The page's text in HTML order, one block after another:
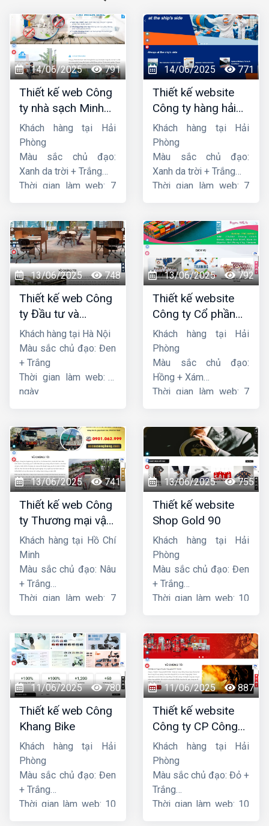
14/06/2025 791
Thiết kế web Công
ty nhà sạch Minh
Dương
Khách hàng tại Hải
Phòng
Màu sắc chủ đạo:
Xanh da trời + Trắng
Thời gian làm web: 7
14/06/2025 771
Thiết kế website
Công ty hàng hải
liên minh
Khách hàng tại Hải
Phòng
Màu sắc chủ đạo:
Xanh da trời + Trắng
Thời gian làm web: 7
13/06/2025 748
Thiết kế web Công
ty Đầu tư và
Thương mại Five-
Star
Khách hàng tại Hà Nội
Màu sắc chủ đạo: Đen
+ Trắng
Thời gian làm web: 7
ngày
13/06/2025 792
Thiết kế website
Công ty Cổ phần
dịch vụ hàng hải
Sen
Khách hàng tại Hải
Phòng
Màu sắc chủ đạo:
Hồng + Xám
Thời gian làm web: 7
13/06/2025 741
Thiết kế web Công
ty Thương mại vận
tải Song Bằng
Khách hàng tại Hồ Chí
Minh
Màu sắc chủ đạo: Nâu
+ Trắng
Thời gian làm web: 7
13/06/2025 755
Thiết kế website
Shop Gold 90
Khách hàng tại Hải
Phòng
Màu sắc chủ đạo: Đen
+ Trắng
Thời gian làm web: 10
11/06/2025 780
Thiết kế web Công
Khang Bike
Khách hàng tại Hải
Phòng
Màu sắc chủ đạo: Đen
+ Trắng
Thời gian làm web: 10
11/06/2025 887
Thiết kế website
Công ty CP Công
nghệ PCCC Bắc Hà
Khách hàng tại Hải
Phòng
Màu sắc chủ đạo: Đỏ +
Trắng
Thời gian làm web: 10